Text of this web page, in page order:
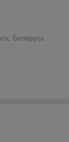
Беларусь